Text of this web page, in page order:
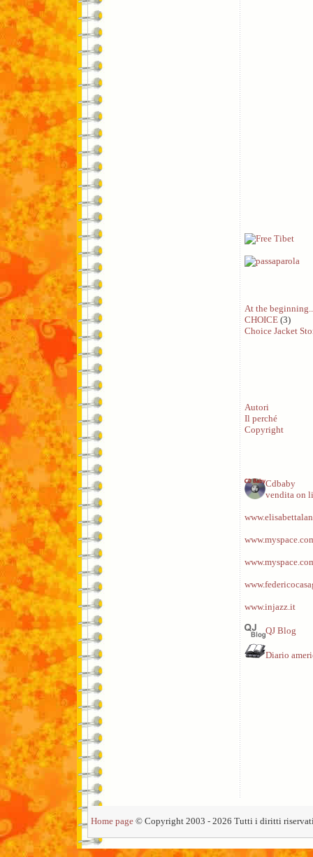
At the
CHOICE (3)
Choice Jacket
Autori
Il perché
Copyright
Cdbaby
vendita on
www.injazz.it
QJ Blog
Diario
Home page © Copyright 2003 - 2026 Tutti i diritti